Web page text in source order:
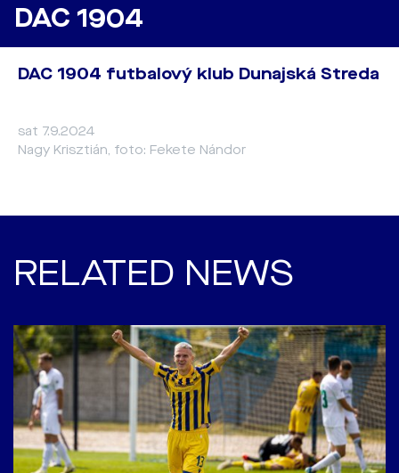
DAC 1904
DAC 1904 futbalový klub Dunajská Streda
sat 7.9.2024
Nagy Krisztián, foto: Fekete Nándor
RELATED NEWS